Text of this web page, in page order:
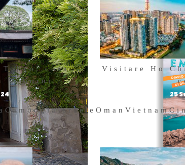
cosa
5 giorni
Visitare Ho
25
CambogiaIsraeleOmanVietnam